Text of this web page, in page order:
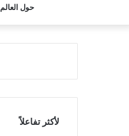
حول العالم
لأكثر تفاعلاً